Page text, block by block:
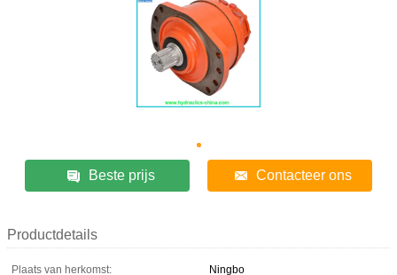
Beste prijs Contacteer ons
Productdetails
Plaats van herkomst:
Ningbo